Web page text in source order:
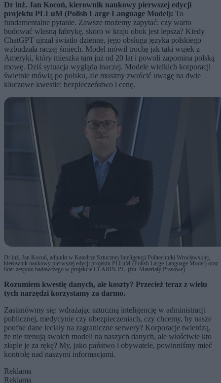
Dr inż. Jan Kocoń, kierownik naukowy pierwszej edycji
projektu PLLuM (Polish Large Language Model): To
fundamentalne pytanie. Zawsze możemy zapytać: czy warto
budować własną fabrykę, skoro w kraju obok jest lepsza? Kiedy
ChatGPT ujrzał światło dzienne, jego obsługa języka polskiego
wzbudzała raczej śmiech. Model mówił trochę jak taki wujek z
Ameryki, który mieszka tam już od 20 lat i powoli zapomina polską
mowę. Dziś sytuacja wygląda inaczej. Modele wielkich korporacji
świetnie mówią po polsku, ale musimy zwrócić uwagę na dwie
kluczowe kwestie: bezpieczeństwo i cenę.
Dr inż. Jan Kocoń, adiunkt w Katedrze Sztucznej Inteligencji Politechniki Wrocławskiej,
kierownik naukowy pierwszej edycji projektu PLLuM (Polish Large Language Model) oraz
lider zespołu badawczego w projekcie CLARIN-PL. (fot. Materiały Prasowe)
Rozumiem kwestię danych, ale koszty? Przecież teraz z wielu
tych narzędzi korzystamy za darmo.
Zastanówmy się: wdrażając sztuczną inteligencję w administracji
publicznej, medycynie czy ubezpieczeniach, czy chcemy, by nasze
poufne dane leciały na zagraniczne serwery? Korporacje twierdzą,
że nie trenują swoich modeli na naszych danych, ale właściwie kto
złapie je za rękę? My, jako państwo i obywatele, powinniśmy mieć
kontrolę nad naszymi informacjami.
Reklama
Reklama